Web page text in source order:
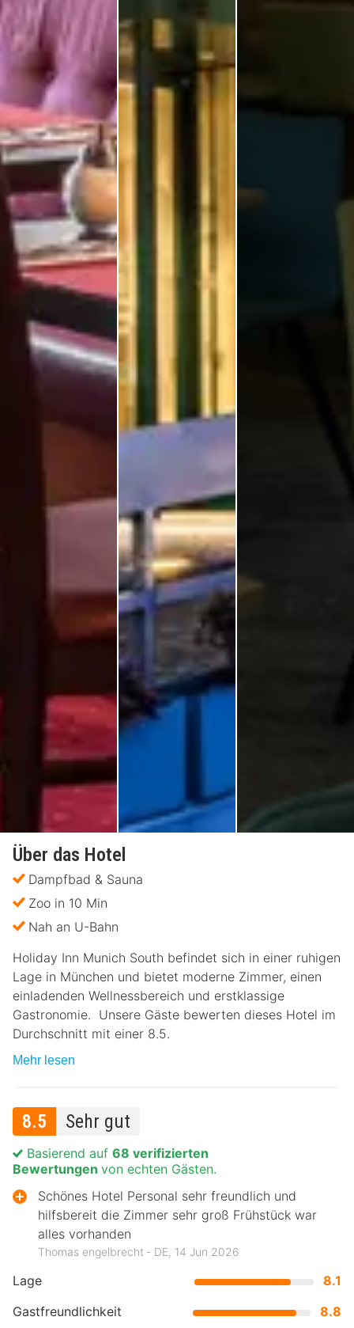
Über das Hotel
Dampfbad & Sauna
Zoo in 10 Min
Nah an U-Bahn
Holiday Inn Munich South befindet sich in einer ruhigen
Lage in München und bietet moderne Zimmer, einen
einladenden Wellnessbereich und erstklassige
Gastronomie. Unsere Gäste bewerten dieses Hotel im
Durchschnitt mit einer 8.5.
Mehr lesen
8.5 Sehr gut
Lage
8.1
Gastfreundlichkeit
8.8
Basierend auf 68 verifizierten
Bewertungen von echten Gästen.
Schönes Hotel Personal sehr freundlich und
hilfsbereit die Zimmer sehr groß Frühstück war
alles vorhanden
Thomas engelbrecht ‐ DE, 14 Jun 2026